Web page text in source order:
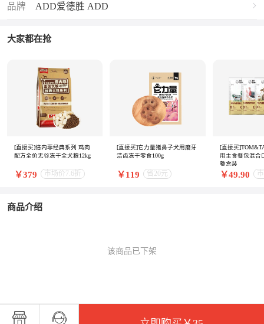
品牌 ADD爱德胜 ADD
大家都在抢
[直接买]倍内菲经典系列 鸡肉
配方全价无谷冻干全犬粮12kg
￥379 市场价7.6折
[直接买]它力量猪鼻子犬用磨牙
洁齿冻干零食100g
￥119 省20元
[直接买
用主食餐包混合
整盒装
￥49.90
商品介绍
该商品已下架